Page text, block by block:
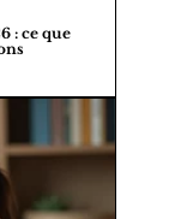
: ce que